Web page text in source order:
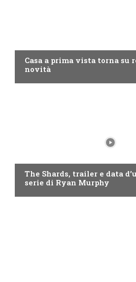
Casa a prima vista torna su
novità
The Shards, trailer e data
serie di Ryan Murphy